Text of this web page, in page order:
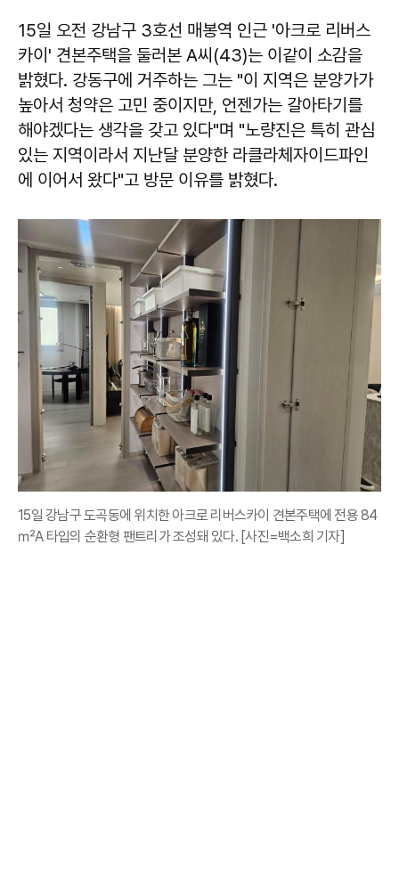
15일 오전 강남구 3호선 매봉역 인근 '아크로 리버스
카이' 견본주택을 둘러본 A씨(43)는 이같이 소감을
밝혔다. 강동구에 거주하는 그는 "이 지역은 분양가가
높아서 청약은 고민 중이지만, 언젠가는 갈아타기를
해야겠다는 생각을 갖고 있다"며 "노량진은 특히 관심
있는 지역이라서 지난달 분양한 라클라체자이드파인
에 이어서 왔다"고 방문 이유를 밝혔다.
15일 강남구 도곡동에 위치한 아크로 리버스카이 견본주택에 전용 84
㎡A 타입의 순환형 팬트리가 조성돼 있다. [사진=백소희 기자]